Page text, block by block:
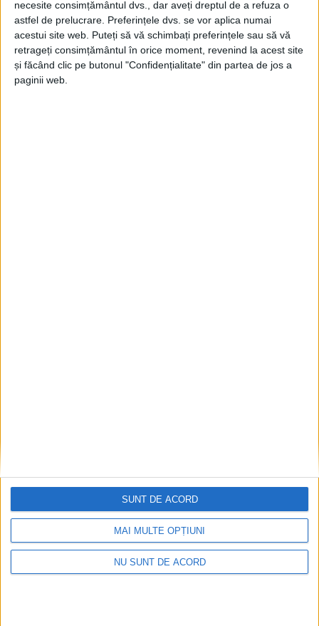
necesite consimțământul dvs., dar aveți dreptul de a refuza o
astfel de prelucrare. Preferințele dvs. se vor aplica numai
acestui site web. Puteți să vă schimbați preferințele sau să vă
retrageți consimțământul în orice moment, revenind la acest site
și făcând clic pe butonul "Confidențialitate" din partea de jos a
paginii web.
MAI MULTE OPȚIUNI
NU SUNT DE ACORD
SUNT DE ACORD
Țărușii sînt de vină